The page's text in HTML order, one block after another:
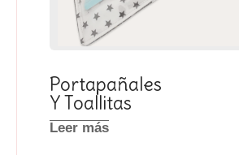
Portapañales
Y Toallitas
Leer más